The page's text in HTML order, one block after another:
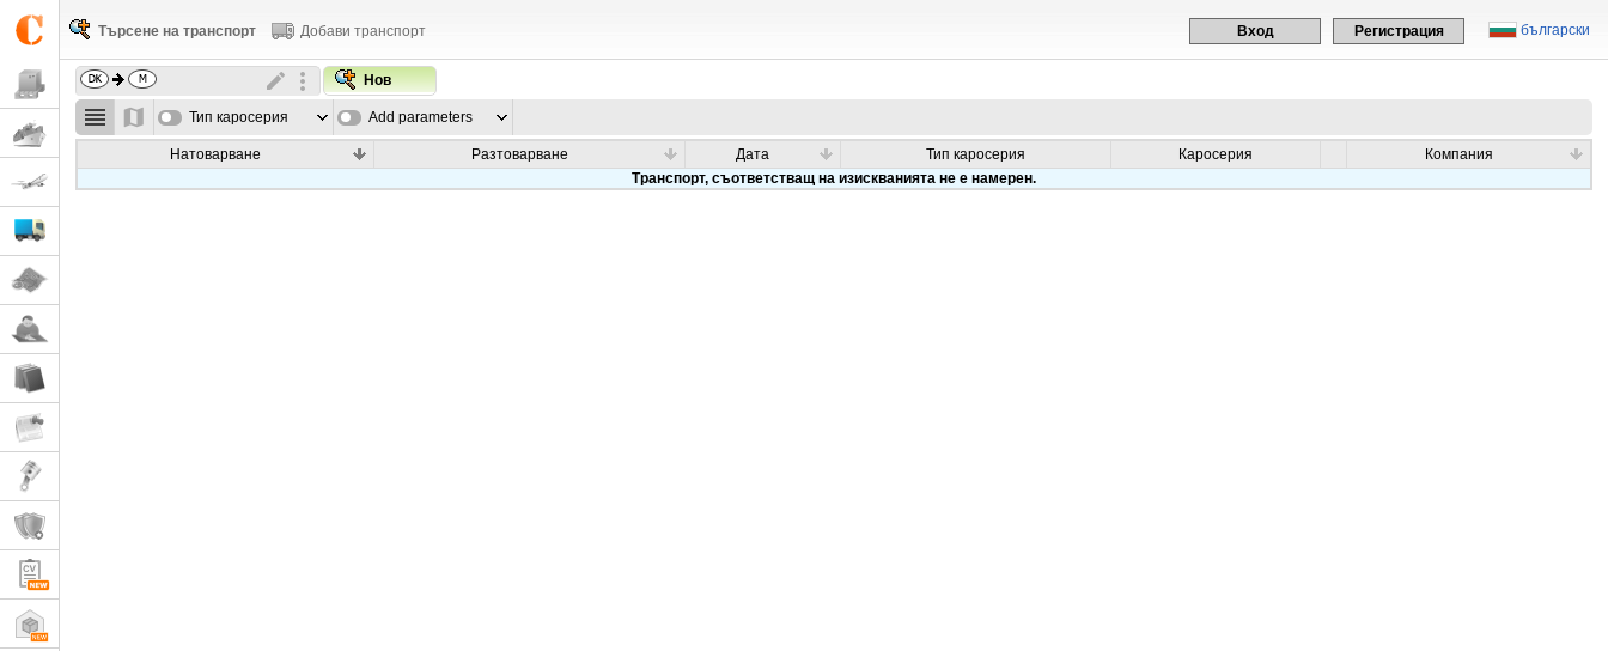
български
Вход Регистрация
Търсене на транспорт Добави транспорт
Нов
Тип каросерия Add parameters
Натоварване Разтоварване Дата Тип каросерия Каросерия
Компания
Транспорт, съответстващ на изискванията не е намерен.